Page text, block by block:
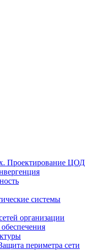
Проектирование ЦОД
системы
организации
периметра сети